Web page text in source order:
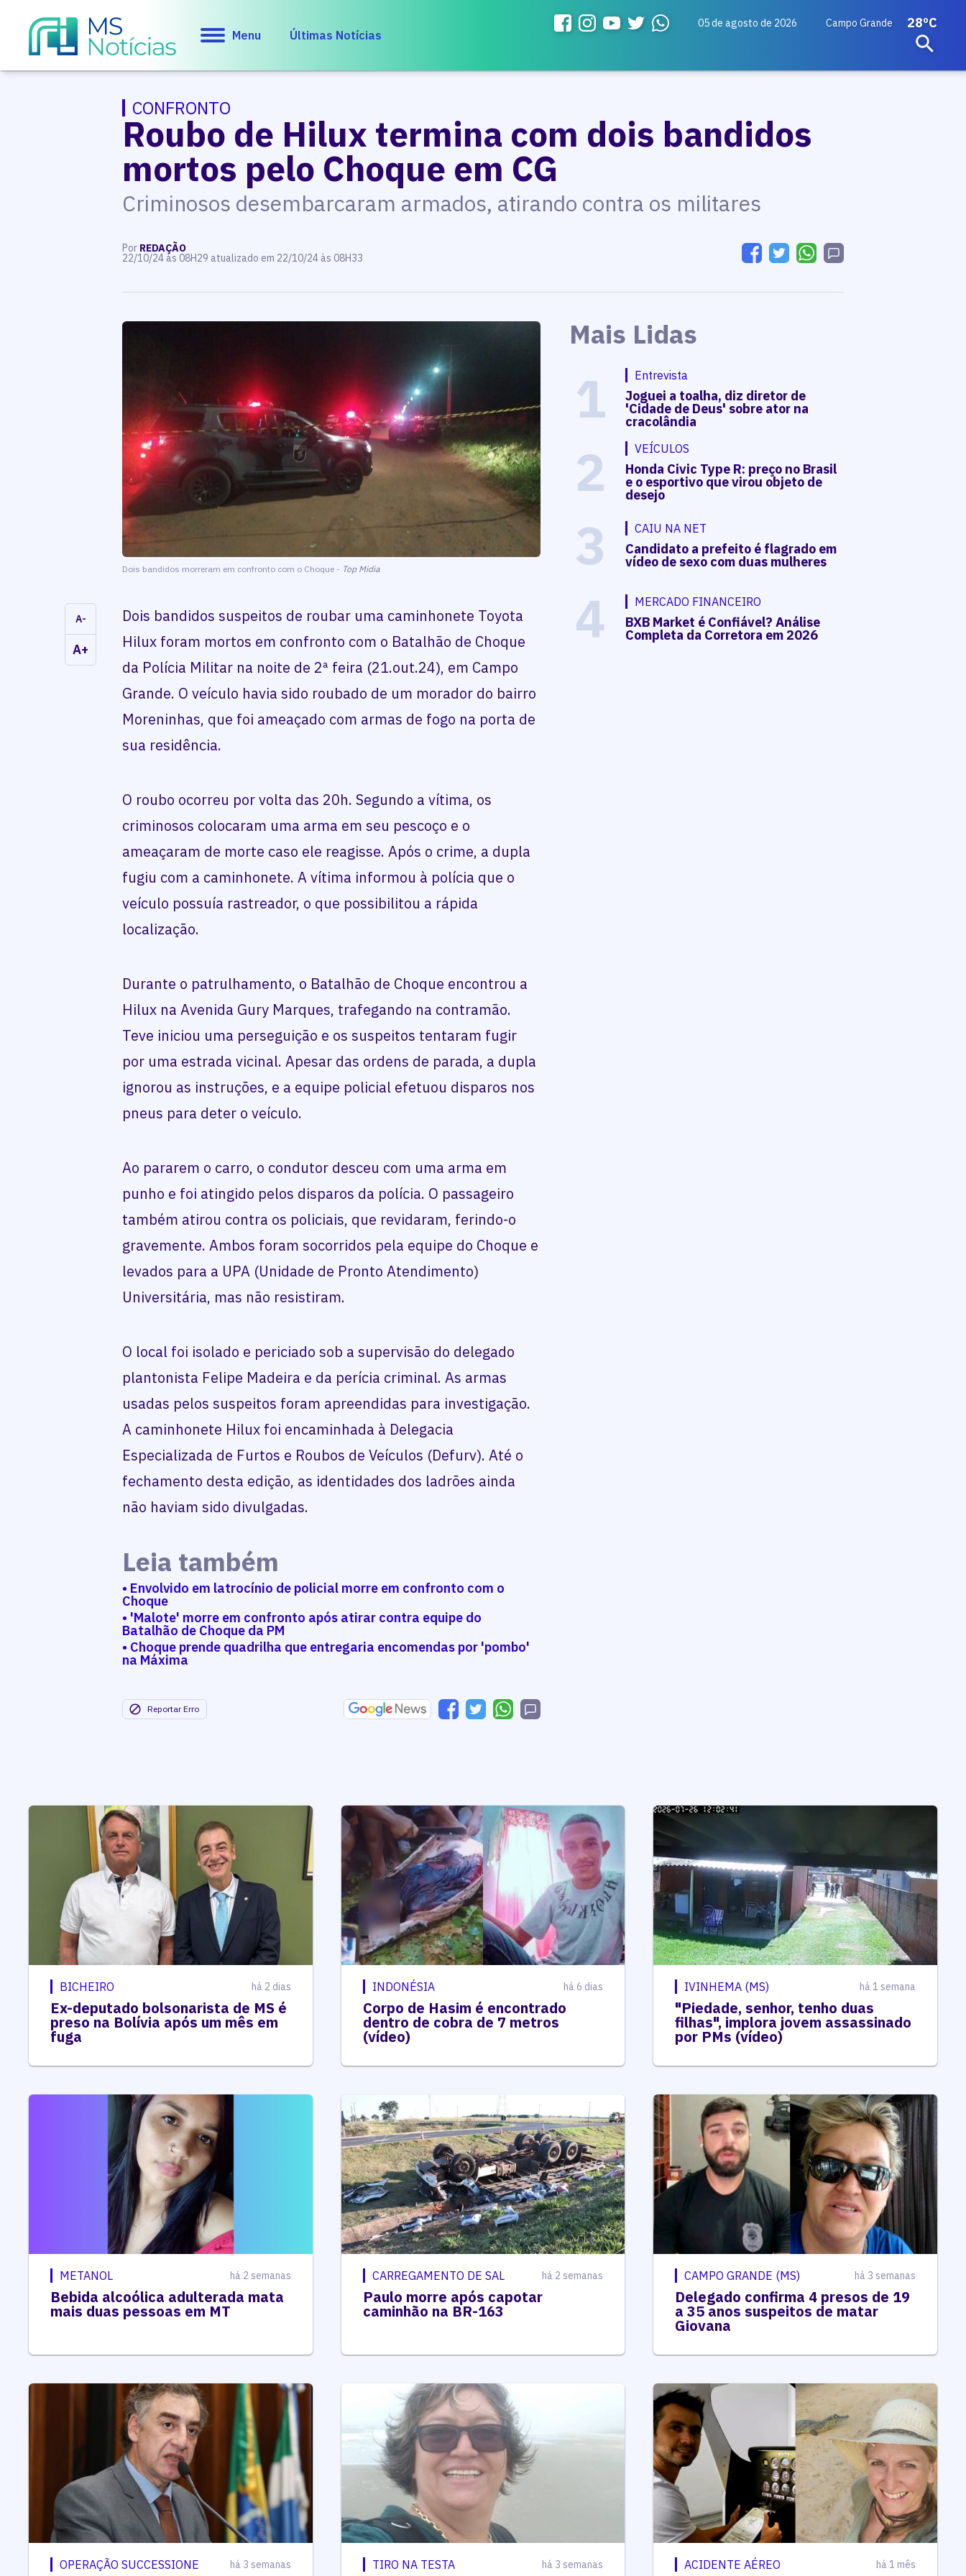
Menu Últimas Notícias
05 de agosto de 2026 Campo Grande 28ºC
CONFRONTO
Roubo de Hilux termina com dois bandidos
mortos pelo Choque em CG
Criminosos desembarcaram armados, atirando contra os militares
Por REDAÇÃO
22/10/24 às 08H29 atualizado em 22/10/24 às 08H33
Dois bandidos morreram em confronto com o Choque - Top Midia
A-
A+
Dois bandidos suspeitos de roubar uma caminhonete Toyota
Hilux foram mortos em confronto com o Batalhão de Choque
da Polícia Militar na noite de 2ª feira (21.out.24), em Campo
Grande. O veículo havia sido roubado de um morador do bairro
Moreninhas, que foi ameaçado com armas de fogo na porta de
sua residência.
O roubo ocorreu por volta das 20h. Segundo a vítima, os
criminosos colocaram uma arma em seu pescoço e o
ameaçaram de morte caso ele reagisse. Após o crime, a dupla
fugiu com a caminhonete. A vítima informou à polícia que o
veículo possuía rastreador, o que possibilitou a rápida
localização.
Durante o patrulhamento, o Batalhão de Choque encontrou a
Hilux na Avenida Gury Marques, trafegando na contramão.
Teve iniciou uma perseguição e os suspeitos tentaram fugir
por uma estrada vicinal. Apesar das ordens de parada, a dupla
ignorou as instruções, e a equipe policial efetuou disparos nos
pneus para deter o veículo.
Ao pararem o carro, o condutor desceu com uma arma em
punho e foi atingido pelos disparos da polícia. O passageiro
também atirou contra os policiais, que revidaram, ferindo-o
gravemente. Ambos foram socorridos pela equipe do Choque e
levados para a UPA (Unidade de Pronto Atendimento)
Universitária, mas não resistiram.
O local foi isolado e periciado sob a supervisão do delegado
plantonista Felipe Madeira e da perícia criminal. As armas
usadas pelos suspeitos foram apreendidas para investigação.
A caminhonete Hilux foi encaminhada à Delegacia
Especializada de Furtos e Roubos de Veículos (Defurv). Até o
fechamento desta edição, as identidades dos ladrões ainda
não haviam sido divulgadas.
Leia também
• Envolvido em latrocínio de policial morre em confronto com o
Choque
• 'Malote' morre em confronto após atirar contra equipe do
Batalhão de Choque da PM
• Choque prende quadrilha que entregaria encomendas por 'pombo'
na Máxima
Reportar Erro
Mais Lidas
1 Entrevista
Joguei a toalha, diz diretor de
'Cidade de Deus' sobre ator na
cracolândia
2 VEÍCULOS
Honda Civic Type R: preço no Brasil
e o esportivo que virou objeto de
desejo
3 CAIU NA NET
Candidato a prefeito é flagrado em
vídeo de sexo com duas mulheres
4 MERCADO FINANCEIRO
BXB Market é Confiável? Análise
Completa da Corretora em 2026
BICHEIRO há 2 dias
Ex-deputado bolsonarista de MS é
preso na Bolívia após um mês em
fuga
INDONÉSIA há 6 dias
Corpo de Hasim é encontrado
dentro de cobra de 7 metros
(vídeo)
IVINHEMA (MS) há 1 semana
"Piedade, senhor, tenho duas
filhas", implora jovem assassinado
por PMs (vídeo)
METANOL há 2 semanas
Bebida alcoólica adulterada mata
mais duas pessoas em MT
CARREGAMENTO DE SAL há 2 semanas
Paulo morre após capotar
caminhão na BR-163
CAMPO GRANDE (MS) há 3 semanas
Delegado confirma 4 presos de 19
a 35 anos suspeitos de matar
Giovana
OPERAÇÃO SUCCESSIONE há 3 semanas TIRO NA TESTA há 3 semanas ACIDENTE AÉREO há 1 mês